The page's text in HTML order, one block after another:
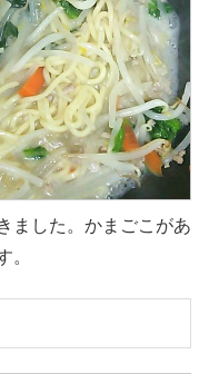
ました。かまごこがあ
。